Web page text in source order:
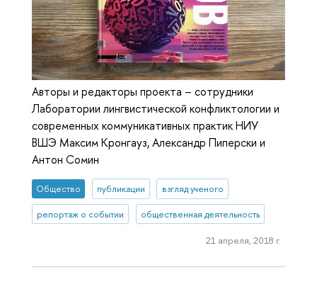
Авторы и редакторы проекта – сотрудники
Лаборатории лингвистической конфликтологии и
современных коммуникативных практик НИУ
ВШЭ Максим Кронгауз, Александр Пиперски и
Антон Сомин
Общество публикации взгляд ученого
репортаж о событии общественная деятельность
21 апреля, 2018 г.